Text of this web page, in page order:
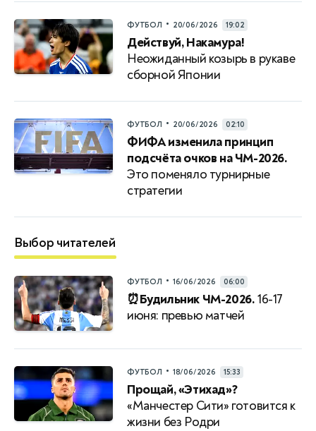
ФУТБОЛ • 20/06/2026 19:02
Действуй, Накамура!
Неожиданный козырь в рукаве
сборной Японии
ФУТБОЛ • 20/06/2026 02:10
ФИФА изменила принцип
подсчёта очков на ЧМ-2026.
Это поменяло турнирные
стратегии
Выбор читателей
ФУТБОЛ • 16/06/2026 06:00
⏰Будильник ЧМ-2026.16-17
июня: превью матчей
ФУТБОЛ • 18/06/2026 15:33
Прощай, «Этихад»?
«Манчестер Сити» готовится к
жизни без Родри